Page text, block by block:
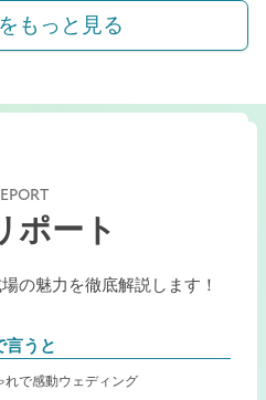
もっと見る
ポート
の魅力を徹底解説します！
言うと
れで感動ウェディング